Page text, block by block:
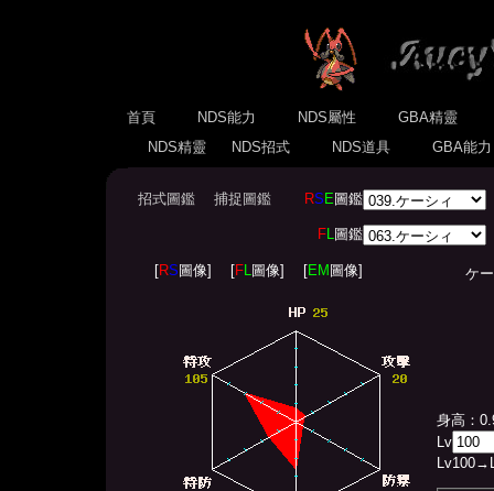
首頁 NDS能力 NDS屬性
GBA精靈
NDS精靈
NDS招式 NDS道具 GBA能
招式圖鑑 捕捉圖鑑 RS E圖鑑
FL圖鑑
[RS 圖像] [FL圖像] [EM 圖像] ケー
身高：
Lv
Lv100